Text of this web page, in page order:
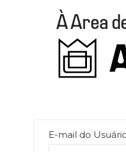
À Area
E-mail do